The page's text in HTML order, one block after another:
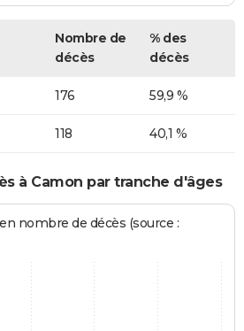
Nombre de
décès
% des
décès
176 59,9 %
118 40,1 %
à Camon par tranche d'âges
nombre de décès (source :